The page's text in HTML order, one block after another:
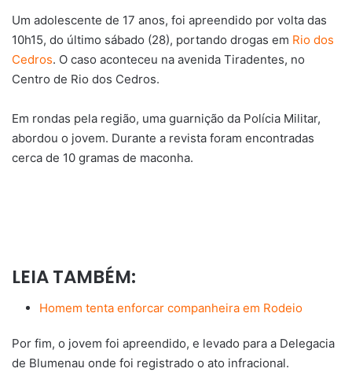
Um adolescente de 17 anos, foi apreendido por volta das
10h15, do último sábado (28), portando drogas em Rio dos
Cedros. O caso aconteceu na avenida Tiradentes, no
Centro de Rio dos Cedros.
Em rondas pela região, uma guarnição da Polícia Militar,
abordou o jovem. Durante a revista foram encontradas
cerca de 10 gramas de maconha.
LEIA TAMBÉM:
Homem tenta enforcar companheira em Rodeio
Por fim, o jovem foi apreendido, e levado para a Delegacia
de Blumenau onde foi registrado o ato infracional.